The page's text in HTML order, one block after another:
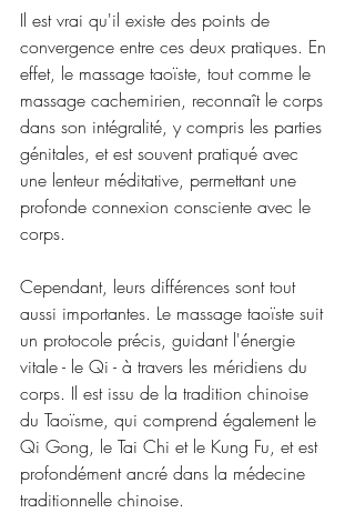
Il est vrai qu'il existe des points de
convergence entre ces deux pratiques. En
effet, le massage taoïste, tout comme le
massage cachemirien, reconnaît le corps
dans son intégralité, y compris les parties
génitales, et est souvent pratiqué avec
une lenteur méditative, permettant une
profonde connexion consciente avec le
corps.
Cependant, leurs différences sont tout
aussi importantes. Le massage taoïste suit
un protocole précis, guidant l'énergie
vitale - le Qi - à travers les méridiens du
corps. Il est issu de la tradition chinoise
du Taoïsme, qui comprend également le
Qi Gong, le Tai Chi et le Kung Fu, et est
profondément ancré dans la médecine
traditionnelle chinoise.